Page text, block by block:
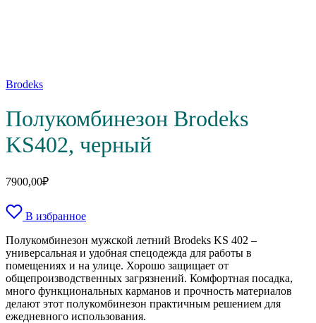
Brodeks
Полукомбинезон Brodeks
KS402, черный
7900,00₽
В избранное
Полукомбинезон мужской летний Brodeks KS 402 –
универсальная и удобная спецодежда для работы в
помещениях и на улице. Хорошо защищает от
общепроизводственных загрязнений. Комфортная посадка,
много функциональных карманов и прочность материалов
делают этот полукомбинезон практичным решением для
ежедневного использования.